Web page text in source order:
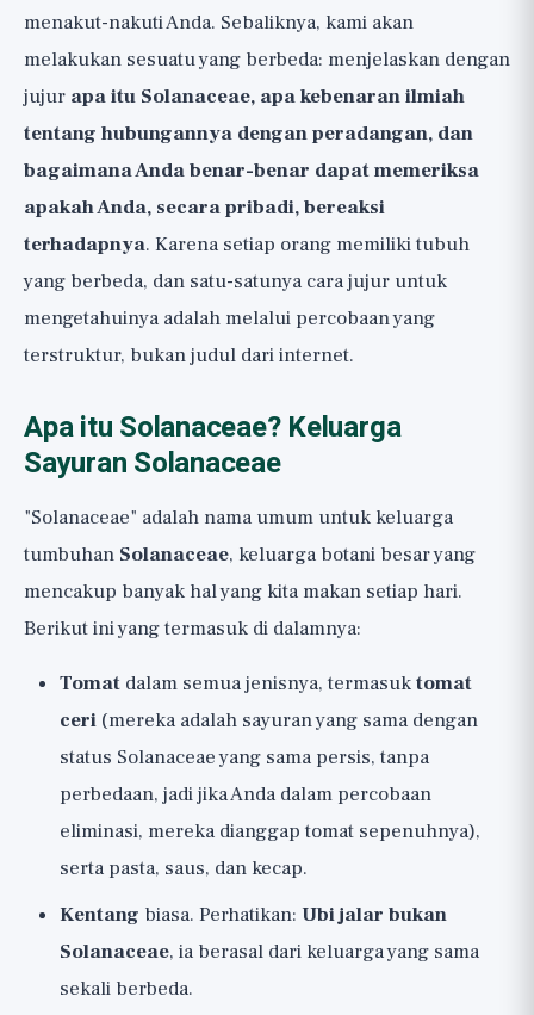
Berapa Lama Usus untuk Tenang?
Jangan Batasi Secara Berlebihan:
Solanaceae Bergizi
Kapan Harus ke Dokter: Catatan
Kesehatan Penting
Kesimpulan: Pendekatan Jujur terhadap
Sensitivitas Solanaceae
menakut-nakuti Anda. Sebaliknya, kami akan
melakukan sesuatu yang berbeda: menjelaskan dengan
jujur apa itu Solanaceae, apa kebenaran ilmiah
tentang hubungannya dengan peradangan, dan
bagaimana Anda benar-benar dapat memeriksa
apakah Anda, secara pribadi, bereaksi
terhadapnya. Karena setiap orang memiliki tubuh
yang berbeda, dan satu-satunya cara jujur untuk
mengetahuinya adalah melalui percobaan yang
terstruktur, bukan judul dari internet.
Apa itu Solanaceae? Keluarga
Sayuran Solanaceae
"Solanaceae" adalah nama umum untuk keluarga
tumbuhan Solanaceae, keluarga botani besar yang
mencakup banyak hal yang kita makan setiap hari.
Berikut ini yang termasuk di dalamnya:
Tomat dalam semua jenisnya, termasuktomat
ceri (mereka adalah sayuran yang sama dengan
status Solanaceae yang sama persis, tanpa
perbedaan, jadi jika Anda dalam percobaan
eliminasi, mereka dianggap tomat sepenuhnya),
serta pasta, saus, dan kecap.
Kentang biasa. Perhatikan: Ubi jalar bukan
Solanaceae, ia berasal dari keluarga yang sama
sekali berbeda.